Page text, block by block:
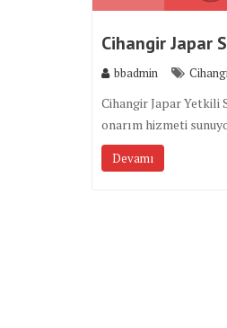
Cihangir Japar
bbadmin
Cihangir Japar Yetkili
onarım hizmeti
Devamı